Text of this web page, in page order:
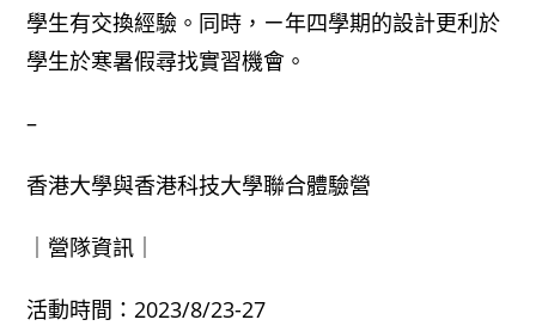
學生有交換經驗。同時，ㄧ年四學期的設計更利於
學生於寒暑假尋找實習機會。
–
香港大學與香港科技大學聯合體驗營
｜營隊資訊｜
活動時間：2023/8/23-27